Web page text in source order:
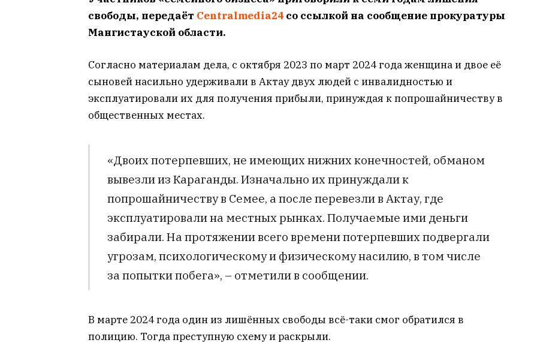
свободы, передаёт Centralmedia24 со ссылкой на сообщение прокуратуры
Мангистауской области.
Согласно материалам дела, с октября 2023 по март 2024 года женщина и двое её
сыновей насильно удерживали в Актау двух людей с инвалидностью и
эксплуатировали их для получения прибыли, принуждая к попрошайничеству в
общественных местах.
«Двоих потерпевших, не имеющих нижних конечностей, обманом
вывезли из Караганды. Изначально их принуждали к
попрошайничеству в Семее, а после перевезли в Актау, где
эксплуатировали на местных рынках. Получаемые ими деньги
забирали. На протяжении всего времени потерпевших подвергали
угрозам, психологическому и физическому насилию, в том числе
за попытки побега», – отметили в сообщении.
В марте 2024 года один из лишённых свободы всё-таки смог обратился в
полицию. Тогда преступную схему и раскрыли.